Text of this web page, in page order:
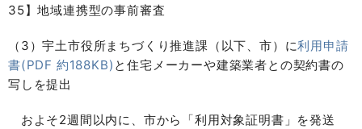
35】地域連携型の事前審査
（3）宇土市役所まちづくり推進課 （以下、市） に利用申請
書(PDF 約188KB) と住宅メーカーや建築業者との契約書の
写しを提出
およそ2週間以内に、 市から「利用対象証明書」を発送